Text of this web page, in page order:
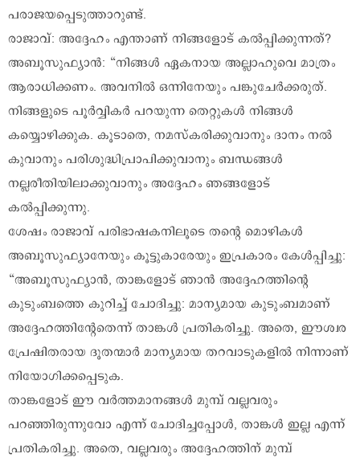
പരാജയപ്പെടുത്താറുണ്ട്.
രാജാവ്: അദ്ദേഹം എന്താണ് നിങ്ങളോട് കൽപ്പിക്കുന്നത്?
അബൂസുഫ്യാൻ: “നിങ്ങൾ ഏകനായ അല്ലാഹുവെ മാത്രം
ആരാധിക്കണം. അവനിൽ ഒന്നിനേയും പങ്കുചേർക്കരുത്.
നിങ്ങളുടെ പൂർവ്വികർ പറയുന്ന തെറ്റുകൾ നിങ്ങൾ
കയ്യൊഴിക്കുക. കൂടാതെ, നമസ്കരിക്കുവാനും ദാനം നൽ
കുവാനും പരിശുദ്ധിപ്രാപിക്കുവാനും ബന്ധങ്ങൾ
നല്ലരീതിയിലാക്കുവാനും അദ്ദേഹം ഞങ്ങളോട്
കൽപ്പിക്കുന്നു.
ശേഷം രാജാവ് പരിഭാഷകനിലൂടെ തന്റെ മൊഴികൾ
അബൂസുഫ്യാനേയും കൂട്ടുകാരേയും ഇപ്രകാരം കേൾപ്പിച്ചു:
“അബൂസുഫ്യാൻ, താങ്കളോട് ഞാൻ അദ്ദേഹത്തിന്റെ
കുടുംബത്തെ കുറിച്ച് ചോദിച്ചു: മാന്യമായ കുടുംബമാണ്
അദ്ദേഹത്തിന്റേതെന്ന് താങ്കൾ പ്രതികരിച്ചു. അതെ, ഈശ്വര
പ്രേഷിതരായ ദൂതന്മാർ മാന്യമായ തറവാടുകളിൽ നിന്നാണ്
നിയോഗിക്കപ്പെടുക.
താങ്കളോട് ഈ വർത്തമാനങ്ങൾ മുമ്പ് വല്ലവരും
പറഞ്ഞിരുന്നുവോ എന്ന് ചോദിച്ചപ്പോൾ, താങ്കൾ ഇല്ല എന്ന്
പ്രതികരിച്ചു. അതെ, വല്ലവരും അദ്ദേഹത്തിന് മുമ്പ്